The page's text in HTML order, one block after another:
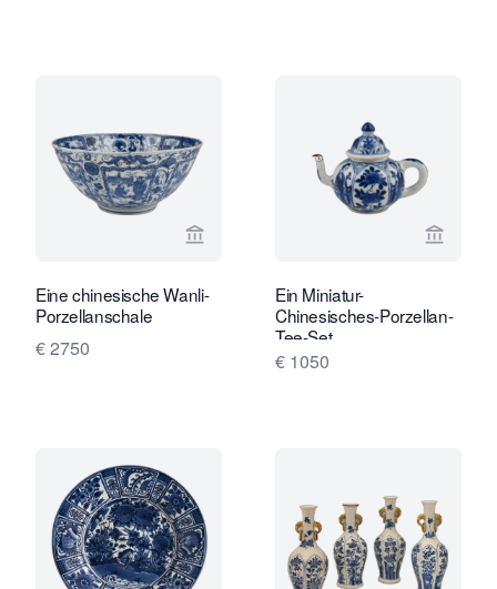
Verkaeuferseite von Limburg
Eine chinesische Wanli-
Porzellanschale
€ 2750
Ein Miniatur-
Chinesisches-Porzellan-
Tee-Set.
€ 1050